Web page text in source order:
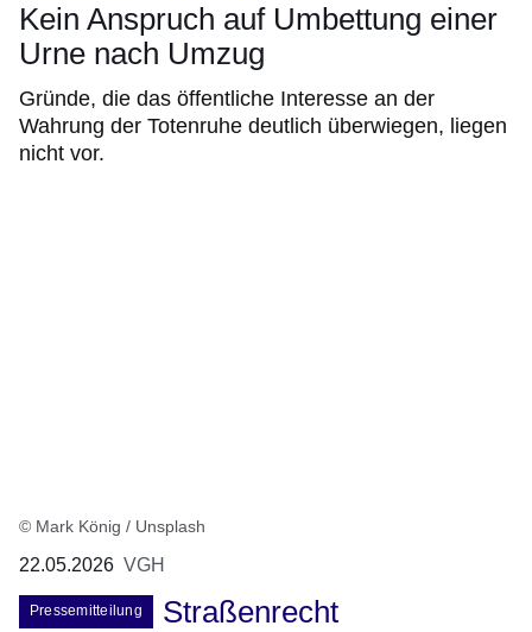
Kein Anspruch auf Umbettung einer
Urne nach Umzug
Gründe, die das öffentliche Interesse an der
Wahrung der Totenruhe deutlich überwiegen, liegen
nicht vor.
© Mark König / Unsplash
22.05.2026 VGH
Pressemitteilung
Straßenrecht